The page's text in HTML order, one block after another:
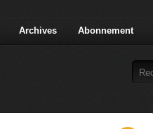
Archives Abonnement